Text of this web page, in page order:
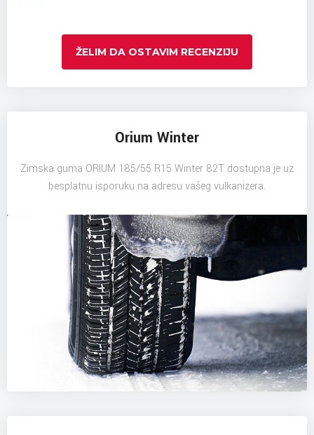
ŽELIM DA OSTAVIM RECENZIJU
Orium Winter
Zimska guma ORIUM 185/55 R15 Winter 82T dostupna je uz
besplatnu isporuku na adresu vašeg vulkanizera.